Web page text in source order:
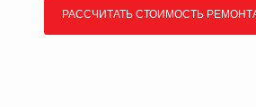
РАССЧИТАТЬ СТОИМОСТЬ